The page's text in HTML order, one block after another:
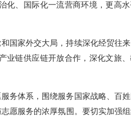
化、国际化一流营商环境，更高
国家外交大局，持续深化经贸往
业链供应链开放合作，深化文旅
务体系，围绕服务国家战略、百
愿服务的浓厚氛围。要切实加强